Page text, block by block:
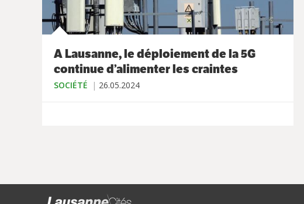
A Lausanne, le déploiement de la 5G
continue d’alimenter les craintes
SOCIÉTÉ 26.05.2024